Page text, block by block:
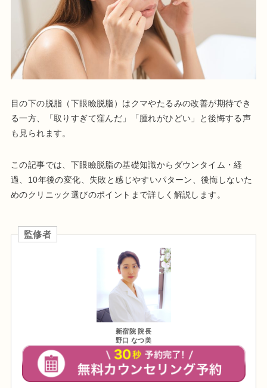
目の下の脱脂（下眼瞼脱脂）はクマやたるみの改善が期待でき
る一方、「取りすぎて窪んだ」「腫れがひどい」と後悔する声
も見られます。
この記事では、下眼瞼脱脂の基礎知識からダウンタイム・経
過、10年後の変化、失敗と感じやすいパターン、後悔しないた
めのクリニック選びのポイントまで詳しく解説します。
監修者
新宿院 院長
野口 なつ美